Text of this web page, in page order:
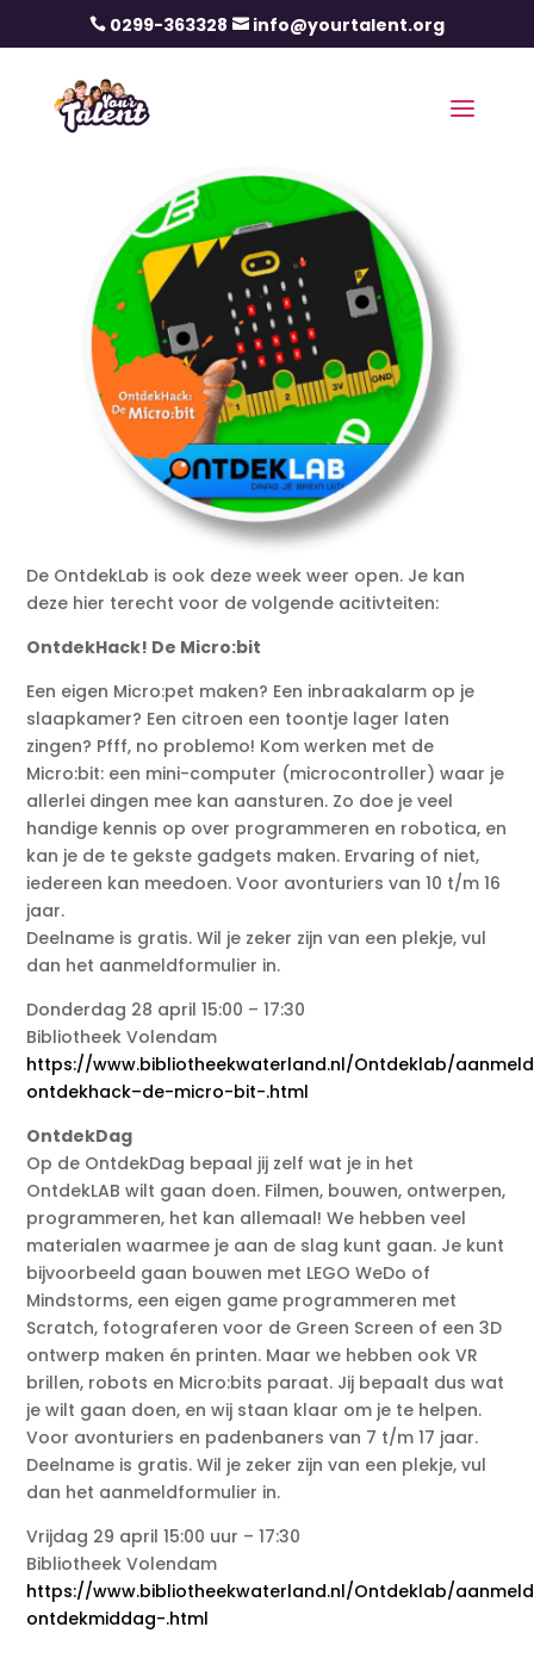
 0299-363328  info@yourtalent.org
De OntdekLab is ook deze week weer open. Je kan
deze hier terecht voor de volgende acitivteiten:
OntdekHack! De Micro:bit
Een eigen Micro:pet maken? Een inbraakalarm op je
slaapkamer? Een citroen een toontje lager laten
zingen? Pfff, no problemo! Kom werken met de
Micro:bit: een mini-computer (microcontroller) waar je
allerlei dingen mee kan aansturen. Zo doe je veel
handige kennis op over programmeren en robotica, en
kan je de te gekste gadgets maken. Ervaring of niet,
iedereen kan meedoen. Voor avonturiers van 10 t/m 16
jaar.
Deelname is gratis. Wil je zeker zijn van een plekje, vul
dan het aanmeldformulier in.
Donderdag 28 april 15:00 – 17:30
Bibliotheek Volendam
https://www.bibliotheekwaterland.nl/Ontdeklab/
ontdekhack–de-micro-bit-.html
OntdekDag
Op de OntdekDag bepaal jij zelf wat je in het
OntdekLAB wilt gaan doen. Filmen, bouwen, ontwerpen,
programmeren, het kan allemaal! We hebben veel
materialen waarmee je aan de slag kunt gaan. Je kunt
bijvoorbeeld gaan bouwen met LEGO WeDo of
Mindstorms, een eigen game programmeren met
Scratch, fotograferen voor de Green Screen of een 3D
ontwerp maken én printen. Maar we hebben ook VR
brillen, robots en Micro:bits paraat. Jij bepaalt dus wat
je wilt gaan doen, en wij staan klaar om je te helpen.
Voor avonturiers en padenbaners van 7 t/m 17 jaar.
Deelname is gratis. Wil je zeker zijn van een plekje, vul
dan het aanmeldformulier in.
Vrijdag 29 april 15:00 uur – 17:30
Bibliotheek Volendam
https://www.bibliotheekwaterland.nl/Ontdeklab/
ontdekmiddag-.html